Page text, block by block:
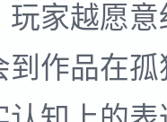
玩家越愿
到作品在